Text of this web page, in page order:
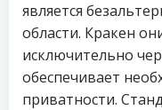
является
области. Кракен
исключительно
обеспечивает
приватности.